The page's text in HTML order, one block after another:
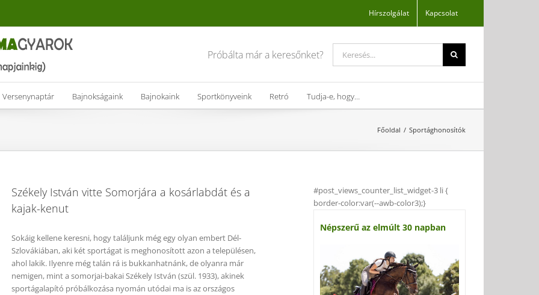
Hírszolgálat Kapcsolat
Próbálta már a keresőnket?
for:
Versenynaptár Bajnokságaink Bajnokaink Sportkönyveink Retró Tudja-e, hogy…
Főoldal Sportághonosítók
Székely István vitte Somorjára a kosárlabdát és a
kajak-kenut
Sokáig kellene keresni, hogy találjunk még egy olyan embert Dél-
Szlovákiában, aki két sportágat is meghonosított azon a településen,
ahol lakik. Ilyenre még talán rá is bukkanhatnánk, de olyanra már
nemigen, mint a somorjai-bakai Székely István (szül. 1933), akinek
sportágalapító próbálkozása nyomán utódai ma is az országos
#post_views_counter_list_widget-3 li {
border-color:var(--awb-color3);}
Népszerű az elmúlt 30 napban